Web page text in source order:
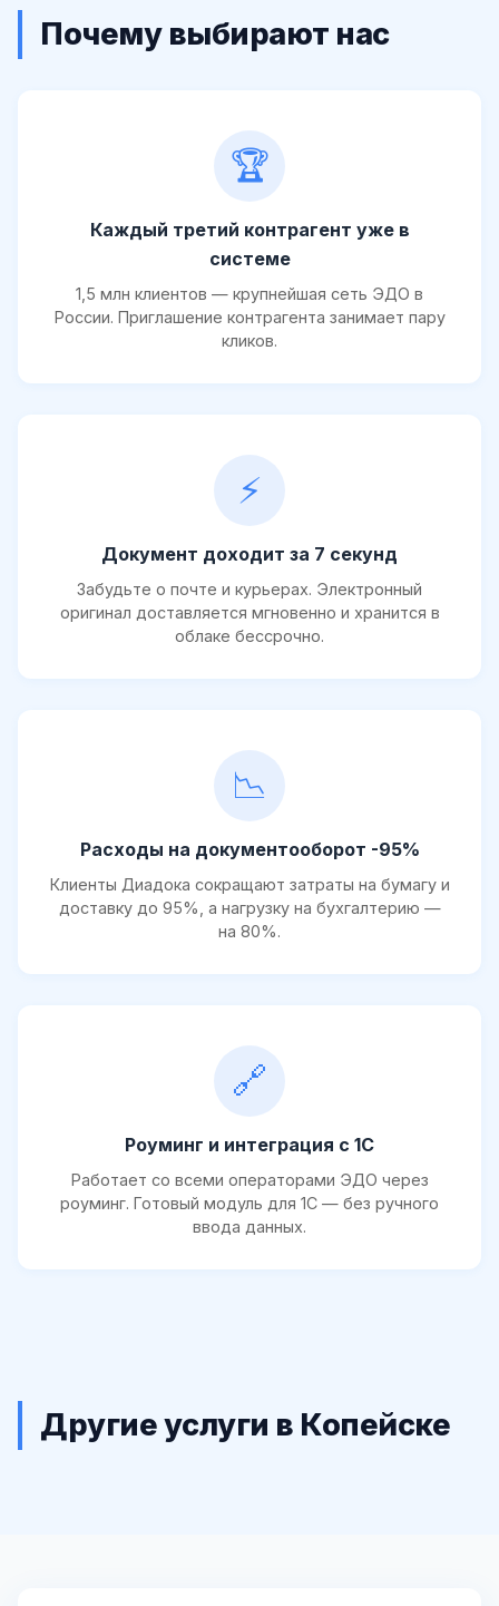
Почему выбирают нас
🏆
Каждый третий контрагент уже в
системе
1,5 млн клиентов — крупнейшая сеть ЭДО в
России. Приглашение контрагента занимает пару
кликов.
⚡
Документ доходит за 7 секунд
Забудьте о почте и курьерах. Электронный
оригинал доставляется мгновенно и хранится в
облаке бессрочно.
📉
Расходы на документооборот -95%
Клиенты Диадока сокращают затраты на бумагу и
доставку до 95%, а нагрузку на бухгалтерию —
на 80%.
🔗
Роуминг и интеграция с 1С
Работает со всеми операторами ЭДО через
роуминг. Готовый модуль для 1С — без ручного
ввода данных.
Другие услуги в Копейске